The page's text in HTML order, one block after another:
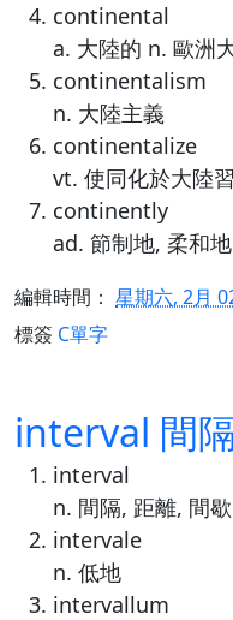
continental
a. 大陸的 n. 歐洲
continentalism
n. 大陸主義
continentalize
vt. 使同化於大陸
continently
ad. 節制地, 柔和地
編輯時間： 星期六, 2月
標簽 C單字
interval 間
interval
n. 間隔, 距離, 間歇
intervale
n. 低地
intervallum